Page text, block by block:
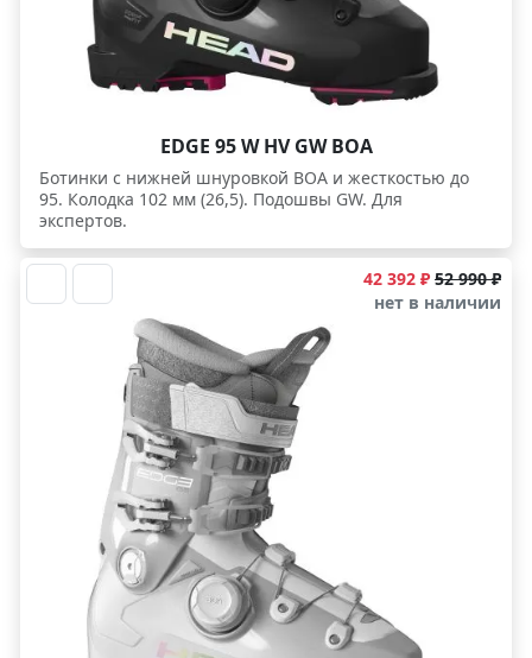
EDGE 95 W HV GW BOA
Ботинки c нижней шнуровкой BOA и жесткостью до
95. Колодка 102 мм (26,5). Подошвы GW. Для
экспертов.
42 392 ₽ 52 990 ₽
нет в наличии